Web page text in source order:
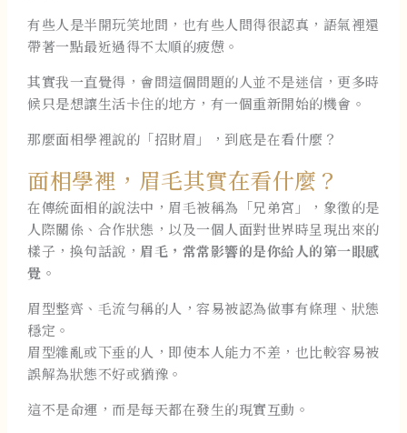
有些人是半開玩笑地問，也有些人問得很認真，語氣裡還
帶著一點最近過得不太順的疲憊。
其實我一直覺得，會問這個問題的人並不是迷信，更多時
候只是想讓生活卡住的地方，有一個重新開始的機會。
那麼面相學裡說的「招財眉」，到底是在看什麼？
面相學裡，眉毛其實在看什麼？
在傳統面相的說法中，眉毛被稱為「兄弟宮」，象徵的是
人際關係、合作狀態，以及一個人面對世界時呈現出來的
樣子，換句話說， 眉毛，常常影響的是你給人的第一眼感
覺。
眉型整齊、毛流勻稱的人，容易被認為做事有條理、狀態
穩定。
眉型雜亂或下垂的人，即使本人能力不差，也比較容易被
誤解為狀態不好或猶豫。
這不是命運，而是每天都在發生的現實互動。